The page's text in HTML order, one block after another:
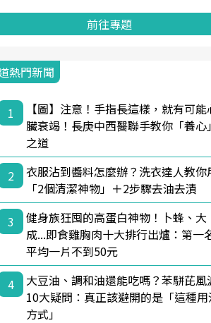
熱門新聞
1
【圖】注意！手指長這樣，就有可能
臟衰竭！長庚中西醫聯手教你「養心」
之道
2
衣服沾到醬料怎麼辦？洗衣達人教你
「2個清潔神物」＋2步驟去油去漬
3
健身族狂囤的高蛋白神物！卜蜂、大
成...即食雞胸肉十大排行出爐：第一
平均一片不到50元
4
大豆油、調和油還能吃嗎？苯駢芘風
10大疑問：真正該避開的是「這種用
方式」